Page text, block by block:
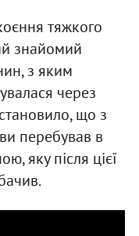
тяжкого
знайомий
з яким
через
що з
перебував в
яку після цієї